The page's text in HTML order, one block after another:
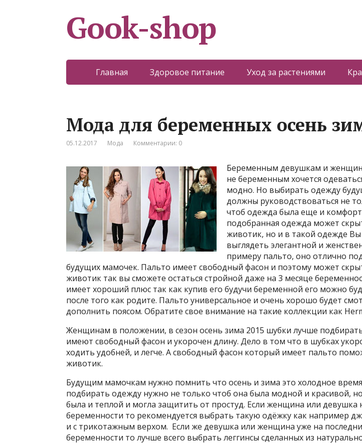
Gook-shop
Главная Здоровое питание Уход за растениями
Мода для беременных осень
05.12.2017 Мода Комментарии: 0
Беременным девушкам и
не беременным хочется
модно. Но выбирать одежду
должны руководствоваться не
чтоб одежда была еще и
подобранная одежда может
животик, но и в такой одежде Вы
выглядеть элегантной и
примеру пальто, оно отлично
будущих мамочек. Пальто имеет свободный фасон и поэтому может
животик так вы сможете остаться стройной даже на 3 месяце
имеет хороший плюс так как купив его будучи беременной его можно
после того как родите. Пальто универсальное и очень хорошо будет
дополнить поясом. Обратите свое внимание на такие коллекции как
Женщинам в положении, в сезон осень зима 2015 шубки лучше
имеют свободный фасон и укорочен длину. Дело в том что в шубках
ходить удобней, и легче. А свободный фасон который имеет пальто
животик.
Будущим мамочкам нужно помнить что осень и зима это холодное
подбирать одежду нужно не только чтоб она была модной и красивой,
была и теплой и могла защитить от простуд. Если женщина или девушка
беременности то рекомендуется выбрать такую одёжку как например
и с трикотажным верхом. Если же девушка или женщина уже на
беременности то лучше всего выбрать леггинсы сделанных из